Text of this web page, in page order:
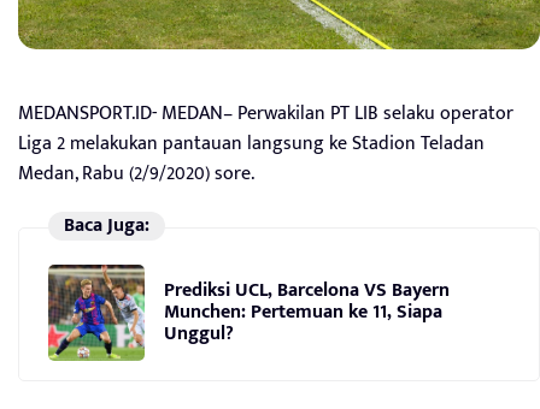
MEDANSPORT.ID- MEDAN– Perwakilan PT LIB selaku operator
Liga 2 melakukan pantauan langsung ke Stadion Teladan
Medan, Rabu (2/9/2020) sore.
Baca Juga:
Prediksi UCL, Barcelona VS Bayern
Munchen: Pertemuan ke 11, Siapa
Unggul?